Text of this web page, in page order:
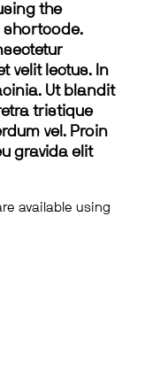
the
shortcode.
velit lectus. In
Ut blandit
tristique
vel. Proin
gravida elit
available using